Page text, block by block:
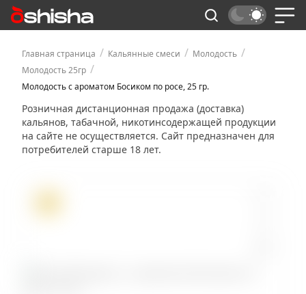
Главная страница / Кальянные смеси / Молодость /
Молодость 25гр /
Молодость с ароматом Босиком по росе, 25 гр.
Розничная дистанционная продажа (доставка)
кальянов, табачной, никотинсодержащей продукции
на сайте не осуществляется. Сайт предназначен для
потребителей старше 18 лет.